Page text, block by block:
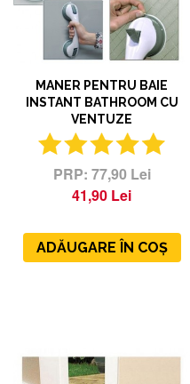
MANER PENTRU BAIE
INSTANT BATHROOM CU
VENTUZE
77,90 Lei
41,90 Lei
ADĂUGARE ÎN COȘ